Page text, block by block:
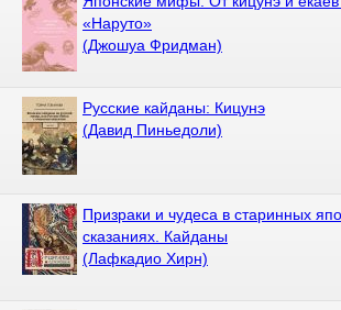
«Наруто»
(Джошуа Фридман)
Русские кайданы: Кицунэ
(Давид Пиньедоли)
Призраки и чудеса в старинных
сказаниях. Кайданы
(Лафкадио Хирн)